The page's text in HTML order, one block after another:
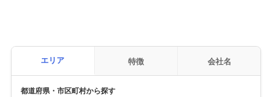
エリア 特徴 会社名
都道府県・市区町村から探す